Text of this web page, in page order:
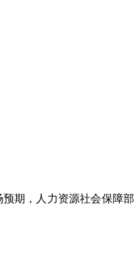
期，人力资源社会保障部